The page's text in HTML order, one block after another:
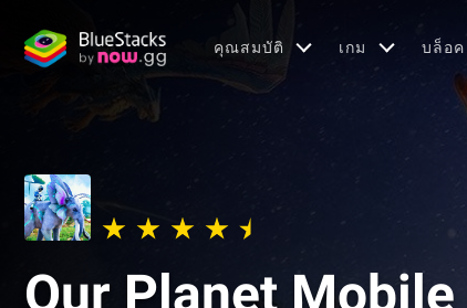
คุณสมบัติ เกม บล็อค
Our Planet Mobile